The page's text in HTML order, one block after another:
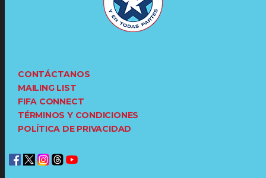
CONTÁCTANOS
MAILING LIST
FIFA CONNECT
TÉRMINOS Y CONDICIONES
POLÍTICA DE PRIVACIDAD